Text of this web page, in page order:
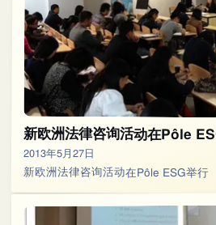
新欧洲法律咨询活动在Pôle
2013年5月27日
新欧洲法律咨询活动在Pôle ESG举行